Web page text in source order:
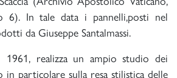
6). In tale data i pannelli,posti nel
da Giuseppe Santalmassi.
1961, realizza un ampio studio dei
in particolare sulla resa stilistica delle